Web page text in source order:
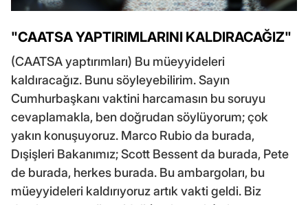
"CAATSA YAPTIRIMLARINI KALDIRACAĞIZ"
(CAATSA yaptırımları) Bu müeyyideleri
kaldıracağız. Bunu söyleyebilirim. Sayın
Cumhurbaşkanı vaktini harcamasın bu soruyu
cevaplamakla, ben doğrudan söylüyorum; çok
yakın konuşuyoruz. Marco Rubio da burada,
Dışişleri Bakanımız; Scott Bessent da burada, Pete
de burada, herkes burada. Bu ambargoları, bu
müeyyideleri kaldırıyoruz artık vakti geldi. Biz